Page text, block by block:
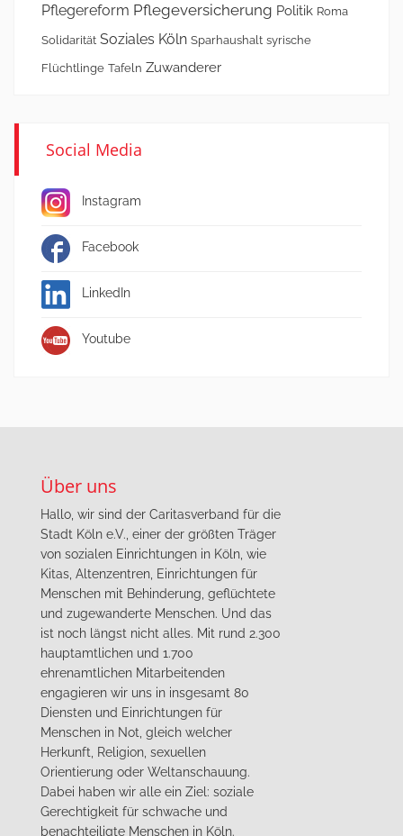
Pflegereform Pflegeversicherung Politik Roma
Solidarität Soziales Köln Sparhaushalt syrische
Flüchtlinge Tafeln Zuwanderer
Social Media
Instagram
Facebook
LinkedIn
Youtube
Über uns
Hallo, wir sind der Caritasverband für die
Stadt Köln e.V., einer der größten Träger
von sozialen Einrichtungen in Köln, wie
Kitas, Altenzentren, Einrichtungen für
Menschen mit Behinderung, geflüchtete
und zugewanderte Menschen. Und das
ist noch längst nicht alles. Mit rund 2.300
hauptamtlichen und 1.700
ehrenamtlichen Mitarbeitenden
engagieren wir uns in insgesamt 80
Diensten und Einrichtungen für
Menschen in Not, gleich welcher
Herkunft, Religion, sexuellen
Orientierung oder Weltanschauung.
Dabei haben wir alle ein Ziel: soziale
Gerechtigkeit für schwache und
benachteiligte Menschen in Köln.